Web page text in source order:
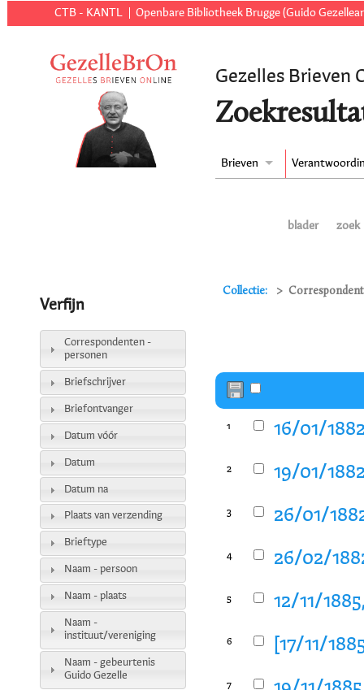
CTB - KANTL Openbare Bibliotheek Brugge (Guido
Gezelles Brieven
Brieven
blader zoek
Collectie:
1 16/01/
2 19/01/
3 26/01/
4 26/02/
5 12/11/
6 [17/11/
7
Verfijn
Correspondenten -
personen
Briefschrijver
Briefontvanger
Datum vóór
Datum
Datum na
Plaats van verzending
Brieftype
Naam - persoon
Naam - plaats
Naam -
instituut/vereniging
Naam - gebeurtenis
Guido Gezelle